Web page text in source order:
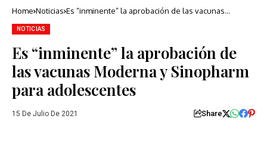
Home Noticias Es “inminente” la aprobación de las vacunas
NOTICIAS
Es “inminente” la aprobación de
las vacunas Moderna y Sinopharm
para adolescentes
15 De Julio De 2021 Share